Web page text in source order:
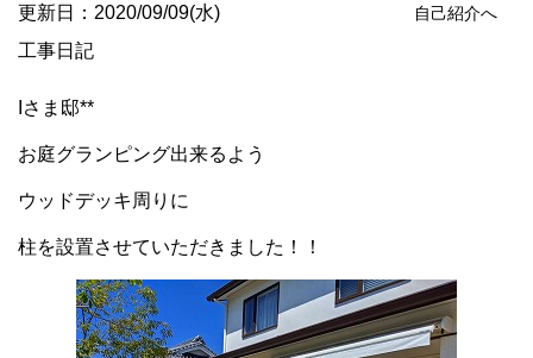
自己紹介へ
更新日：2020/09/09(水)
工事日記
Iさま邸**
お庭グランピング出来るよう
ウッドデッキ周りに
柱を設置させていただきました！！